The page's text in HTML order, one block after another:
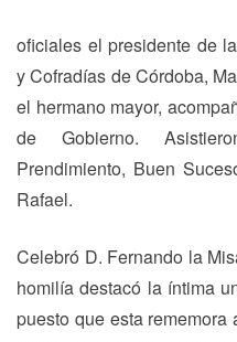
oficiales el presidente de
y Cofradías de Córdoba,
el hermano mayor,
de Gobierno.
Prendimiento, Buen
Rafael.
Celebró D. Fernando la
homilía destacó la íntima
puesto que esta